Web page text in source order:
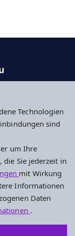
Technologien
sind
um Ihre
Sie jederzeit in
mit Wirkung
Informationen
Daten
.